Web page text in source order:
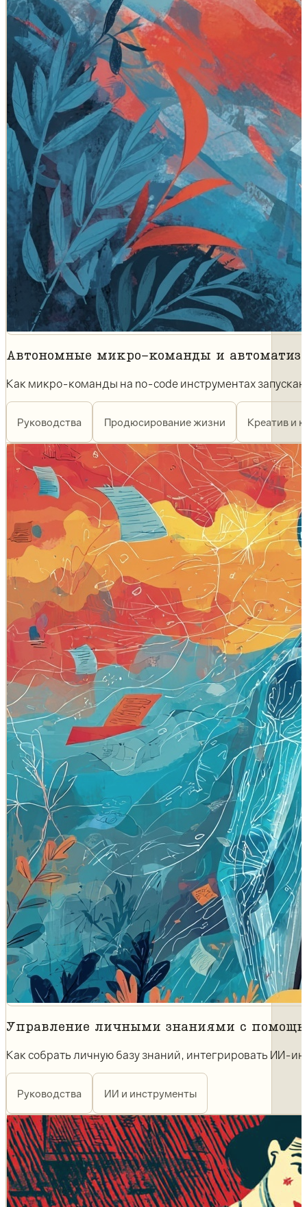
Автономные микро-команды и
Как микро-команды на no-code инструментах
Руководства Продюсирование жизни Креатив и
Управление личными знаниями с
Как собрать личную базу знаний, интегрировать ИИ-
Руководства ИИ и инструменты